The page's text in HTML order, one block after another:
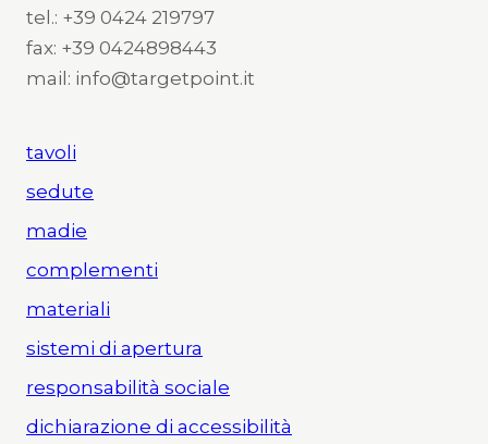
tel.: +39 0424 219797
fax: +39 0424898443
mail: info@targetpoint.it
tavoli
sedute
madie
complementi
materiali
sistemi di apertura
responsabilità sociale
dichiarazione di accessibilità